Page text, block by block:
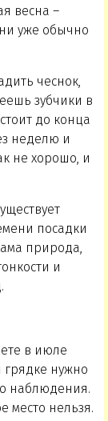
весна –
уже обычно
чеснок,
зубчики в
до конца
неделю и
не хорошо, и
посадки
природа,
и
в июле
грядке нужно
наблюдения.
место нельзя.